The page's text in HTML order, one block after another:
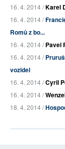
16. 4. 2014 /Karel
16. 4. 2014 /
Romů z bo...
16. 4. 2014 /Pavel
16. 4. 2014 /
vozidel
16. 4. 2014 /Cyril
16. 4. 2014 /
18. 4. 2014 /